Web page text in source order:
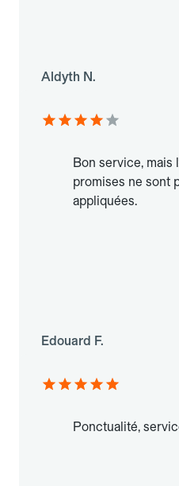
Aldyth N.
Bon service, mais
promises ne sont
appliquées.
Edouard F.
Ponctualité,